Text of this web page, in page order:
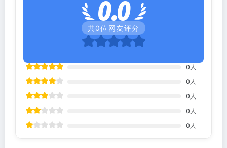
0.0
共0位网友评分
0 人
0 人
0 人
0 人
0 人